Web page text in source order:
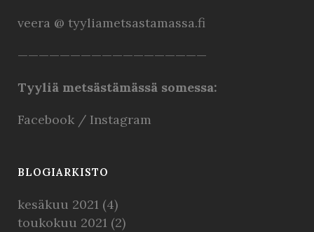
veera @ tyyliametsastamassa.fi
——————————————————
Tyyliä metsästämässä somessa:
Facebook / Instagram
BLOGIARKISTO
kesäkuu 2021 (4)
toukokuu 2021 (2)